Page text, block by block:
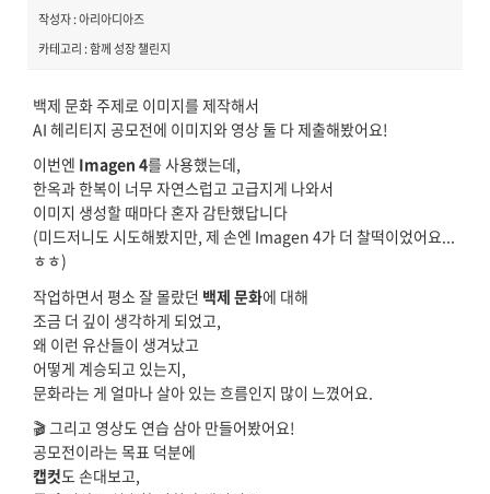
작성자 : 아리아디아즈
카테고리 : 함께 성장 챌린지
백제 문화 주제로 이미지를 제작해서
AI 헤리티지 공모전에 이미지와 영상 둘 다 제출해봤어요!
이번엔 Imagen 4를 사용했는데,
한옥과 한복이 너무 자연스럽고 고급지게 나와서
이미지 생성할 때마다 혼자 감탄했답니다
(미드저니도 시도해봤지만, 제 손엔 Imagen 4가 더 찰떡이었어요...
ㅎㅎ)
작업하면서 평소 잘 몰랐던 백제 문화에 대해
조금 더 깊이 생각하게 되었고,
왜 이런 유산들이 생겨났고
어떻게 계승되고 있는지,
문화라는 게 얼마나 살아 있는 흐름인지 많이 느꼈어요.
🎬 그리고 영상도 연습 삼아 만들어봤어요!
공모전이라는 목표 덕분에
캡컷도 손대보고,